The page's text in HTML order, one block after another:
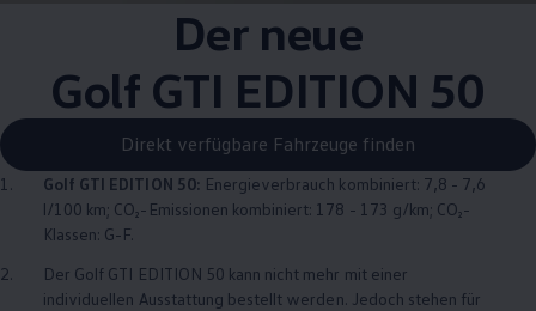
Der neue
Golf GTI EDITION 50
Direkt verfügbare Fahrzeuge finden
1. Golf GTI EDITION 50: Energieverbrauch kombiniert: 7,8 - 7,6
l/100 km; CO₂-Emissionen kombiniert: 178 - 173 g/km; CO₂-
Klassen: G-F.
2.
Der Golf GTI EDITION 50 kann nicht mehr mit einer
individuellen Ausstattung bestellt werden. Jedoch stehen für